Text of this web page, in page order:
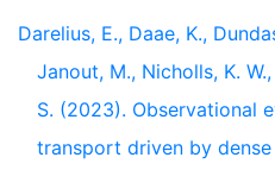
Darelius, E., Daae, K.,
Janout, M., Nicholls, K.
S. (2023). Observational
transport driven by